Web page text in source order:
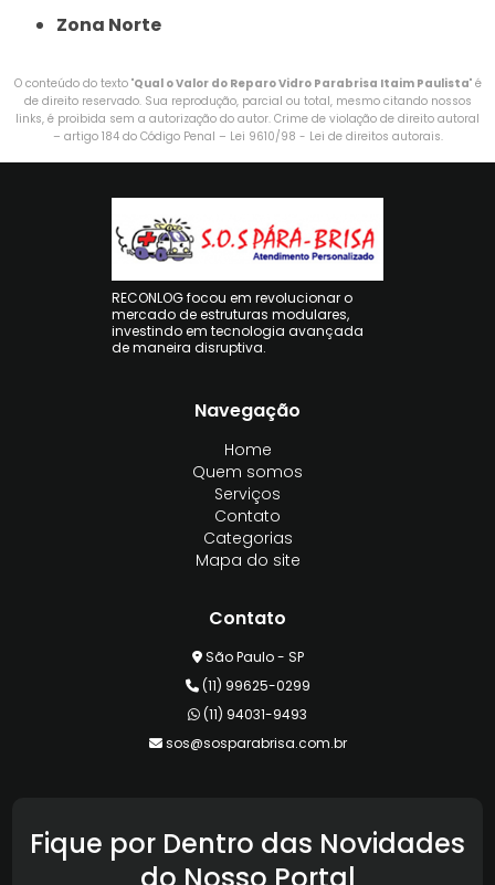
Zona Norte
O conteúdo do texto "Qual o Valor do Reparo Vidro Parabrisa Itaim Paulista" é
de direito reservado. Sua reprodução, parcial ou total, mesmo citando nossos
links, é proibida sem a autorização do autor. Crime de violação de direito autoral
– artigo 184 do Código Penal – Lei 9610/98 - Lei de direitos autorais.
RECONLOG focou em revolucionar o
mercado de estruturas modulares,
investindo em tecnologia avançada
de maneira disruptiva.
Navegação
Home
Quem somos
Serviços
Contato
Categorias
Mapa do site
Contato
São Paulo - SP
(11) 99625-0299
(11) 94031-9493
sos@sosparabrisa.com.br
Fique por Dentro das Novidades
do Nosso Portal